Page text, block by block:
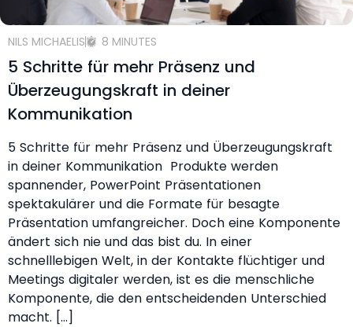
NILS MICHAELIS 8 MINUTES
5 Schritte für mehr Präsenz und
Überzeugungskraft in deiner
Kommunikation
5 Schritte für mehr Präsenz und Überzeugungskraft
in deiner Kommunikation Produkte werden
spannender, PowerPoint Präsentationen
spektakulärer und die Formate für besagte
Präsentation umfangreicher. Doch eine Komponente
ändert sich nie und das bist du. In einer
schnelllebigen Welt, in der Kontakte flüchtiger und
Meetings digitaler werden, ist es die menschliche
Komponente, die den entscheidenden Unterschied
macht. […]